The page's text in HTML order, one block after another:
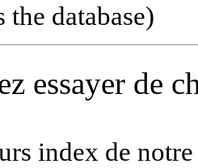
the database)
essayer de
index de